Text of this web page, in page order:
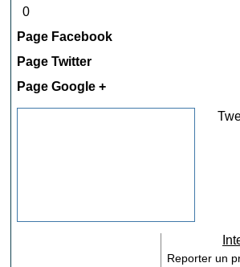
0
Page Facebook
Page Twitter
Page Google +
Reporter un